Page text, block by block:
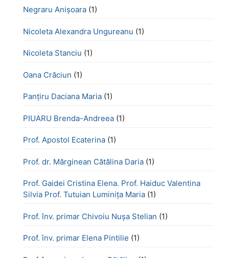
Negraru Anișoara (1)
Nicoleta Alexandra Ungureanu (1)
Nicoleta Stanciu (1)
Oana Crăciun (1)
Panțiru Daciana Maria (1)
PIUARU Brenda-Andreea (1)
Prof. Apostol Ecaterina (1)
Prof. dr. Mărginean Cătălina Daria (1)
Prof. Gaidei Cristina Elena. Prof. Haiduc Valentina
Silvia Prof. Tutuian Luminița Maria (1)
Prof. înv. primar Chivoiu Nușa Stelian (1)
Prof. înv. primar Elena Pintilie (1)